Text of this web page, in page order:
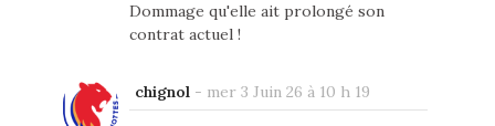
Dommage qu'elle ait prolongé son
contrat actuel !
chignol- mer 3 Juin 26 à 10 h 19